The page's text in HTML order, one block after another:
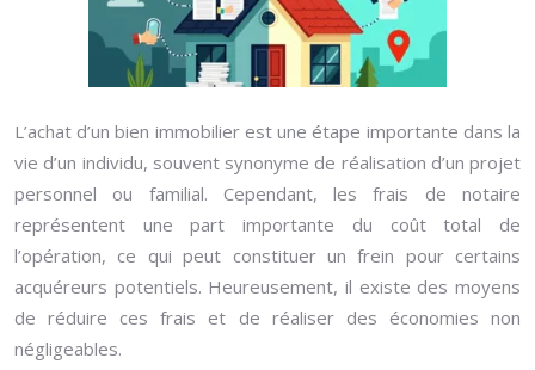
L’achat d’un bien immobilier est une étape importante dans la
vie d’un individu, souvent synonyme de réalisation d’un projet
personnel ou familial. Cependant, les frais de notaire
représentent une part importante du coût total de
l’opération, ce qui peut constituer un frein pour certains
acquéreurs potentiels. Heureusement, il existe des moyens
de réduire ces frais et de réaliser des économies non
négligeables.